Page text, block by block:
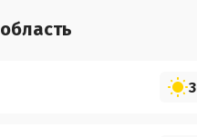
область